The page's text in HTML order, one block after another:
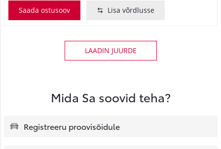
Saada ostusoov Lisa võrdlusse
LAADIN JUURDE
Mida Sa soovid teha?
Registreeru proovisõidule